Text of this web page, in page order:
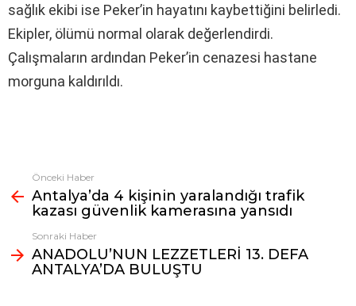
sağlık ekibi ise Peker’in hayatını kaybettiğini belirledi.
Ekipler, ölümü normal olarak değerlendirdi.
Çalışmaların ardından Peker’in cenazesi hastane
morguna kaldırıldı.
Fazlasına
bak
Önceki Haber
Antalya’da 4 kişinin yaralandığı trafik
kazası güvenlik kamerasına yansıdı
Sonraki Haber
ANADOLU’NUN LEZZETLERİ 13. DEFA
ANTALYA’DA BULUŞTU